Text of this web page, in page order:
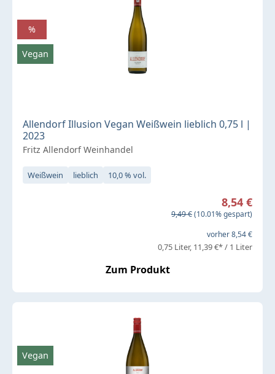
Allendorf Illusion Vegan Weißwein lieblich 0,75 l |
2023
Fritz Allendorf Weinhandel
Weißwein lieblich 10,0 % vol.
Verkaufspreis:
8,54 €
Regulärer Preis:
9,49 €(10.01% gespart)
vorher 8,54 €
0,75 Liter 11,39 €* / 1 Liter
Zum Produkt
%
Vegan
Vegan